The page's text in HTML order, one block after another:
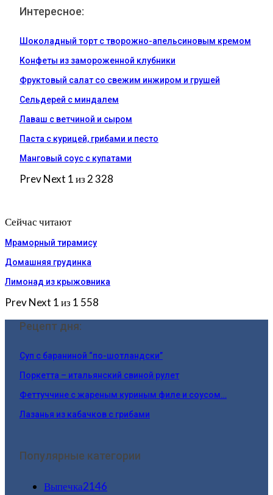
Интересное:
Шоколадный торт с творожно-апельсиновым кремом
Конфеты из замороженной клубники
Фруктовый салат со свежим инжиром и грушей
Сельдерей с миндалем
Лаваш с ветчиной и сыром
Паста с курицей, грибами и песто
Манговый соус с купатами
PrevNext 1 из 2 328
Сейчас читают
Мраморный тирамису
Домашняя грудинка
Лимонад из крыжовника
PrevNext 1 из 1 558
Рецепт дня:
Суп с бараниной “по-шотландски”
Поркетта – итальянский свиной рулет
Феттуччине с жареным куриным филе и соусом…
Лазанья из кабачков с грибами
Популярные категории
Выпечка2146